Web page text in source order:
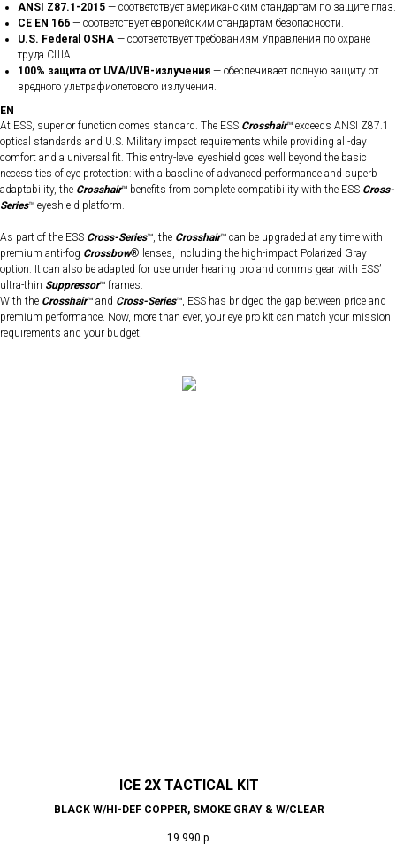
ANSI Z87.1-2015 — соответствует американским стандартам по защите глаз.
CE EN 166 — соответствует европейским стандартам безопасности.
U.S. Federal OSHA — соответствует требованиям Управления по охране
труда США.
100% защита от UVA/UVB-излучения — обеспечивает полную защиту от
вредного ультрафиолетового излучения.
EN
At ESS, superior function comes standard. The ESS Crosshair™ exceeds ANSI Z87.1
optical standards and U.S. Military impact requirements while providing all-day
comfort and a universal fit. This entry-level eyeshield goes well beyond the basic
necessities of eye protection: with a baseline of advanced performance and superb
adaptability, the Crosshair™ benefits from complete compatibility with the ESS Cross-
Series™ eyeshield platform.
As part of the ESS Cross-Series™, the Crosshair™ can be upgraded at any time with
premium anti-fog Crossbow® lenses, including the high-impact Polarized Gray
option. It can also be adapted for use under hearing pro and comms gear with ESS’
ultra-thin Suppressor™ frames.
With the Crosshair™ and Cross-Series™, ESS has bridged the gap between price and
premium performance. Now, more than ever, your eye pro kit can match your mission
requirements and your budget.
ICE 2X TACTICAL KIT
BLACK W/HI-DEF COPPER, SMOKE GRAY & W/CLEAR
19 990 р.